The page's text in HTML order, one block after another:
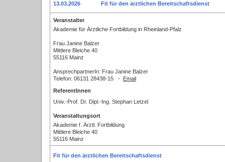
13.03.2026 Fit für den ärztlichen Bereitschaftsdienst
Veranstalter
Akademie für Ärztliche Fortbildung in Rheinland-Pfalz
Frau Janine Balzer
Mittlere Bleiche 40
55116 Mainz
AnsprechpartnerIn: Frau Janine Balzer
Telefon: 06131 28438-15 - Email
ReferentInnen
Univ.-Prof. Dr. Dipl.-Ing. Stephan Letzel
Veranstaltungsort
Akademie f. Ärztl. Fortbildung
Mittlere Bleiche 40
55116 Mainz
Fit für den ärztlichen Bereitschaftsdienst